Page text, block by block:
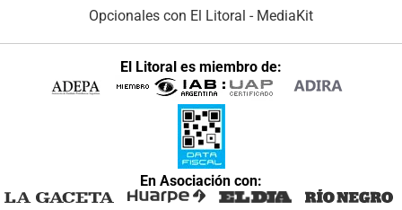
Opcionales con El Litoral - MediaKit
El Litoral es miembro de:
En Asociación con: